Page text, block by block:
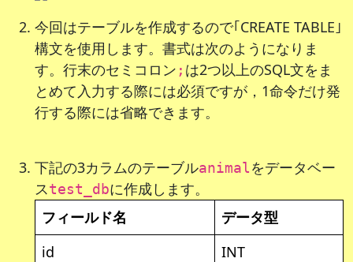
今回はテーブルを作成するので｢CREATE TABLE｣
構文を使用します。書式は次のようになりま
す。行末のセミコロン ; は2つ以上のSQL文をま
とめて入力する際には必須ですが，1命令だけ発
行する際には省略できます。
下記の3カラムのテーブルanimalをデータベー
スtest_dbに作成します。
フィールド名
データ型
id
INT